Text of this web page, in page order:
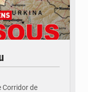
Corridor de